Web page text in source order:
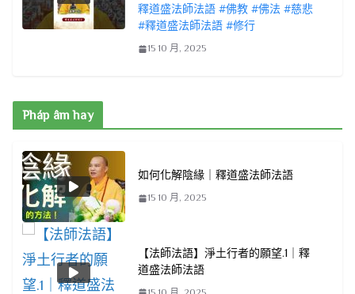
釋道盛法師法語 #佛教 #佛法 #慈悲
#釋道盛法師法語 #修行
15 10 月, 2025
Pháp âm hay
如何化解陰緣｜釋道盛法師法語
15 10 月, 2025
【法師法語】淨土行者的願望.1｜釋
道盛法師法語